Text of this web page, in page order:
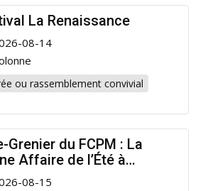
La Renaissance
08-14
ou rassemblement convivial
Grenier du FCPM : La
Affaire de l’Été à
!
08-15